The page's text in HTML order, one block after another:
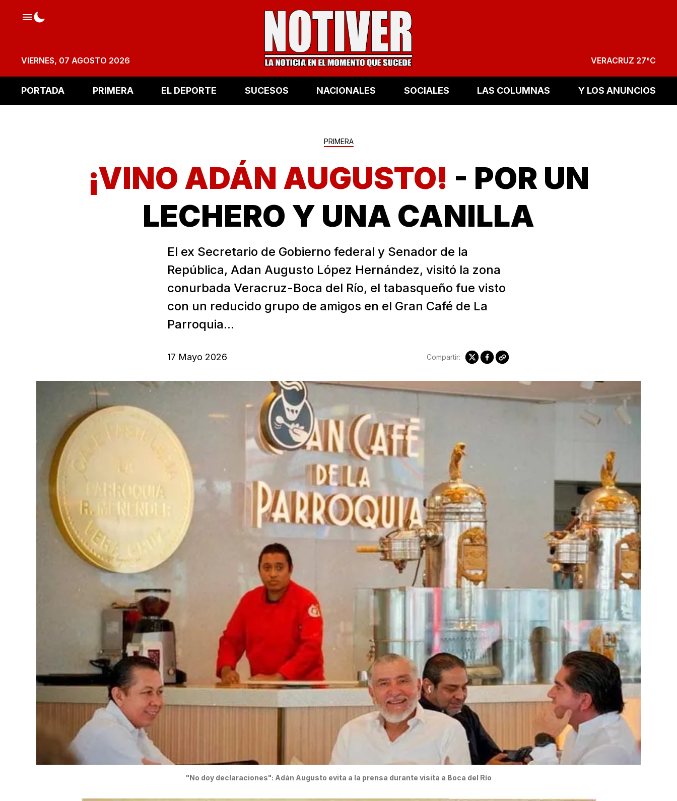
VIERNES, 07 AGOSTO 2026 VERACRUZ 27°C
PORTADA PRIMERA EL DEPORTE SUCESOS NACIONALES SOCIALES LAS COLUMNAS Y LOS ANUNCIOS
PRIMERA
¡VINO ADÁN AUGUSTO! - POR UN
LECHERO Y UNA CANILLA
El ex Secretario de Gobierno federal y Senador de la
República, Adan Augusto López Hernández, visitó la zona
conurbada Veracruz-Boca del Río, el tabasqueño fue visto
con un reducido grupo de amigos en el Gran Café de La
Parroquia...
17 Mayo 2026 Compartir:
"No doy declaraciones": Adán Augusto evita a la prensa durante visita a Boca del Río